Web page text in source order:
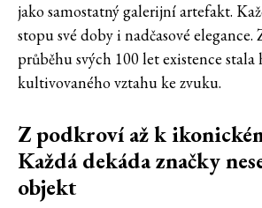
jako samostatný galerijní artefakt.
stopu své doby i nadčasové elegance.
průběhu svých 100 let existence
kultivovaného vztahu ke zvuku.
Z podkroví až k
Každá dekáda značky
objekt